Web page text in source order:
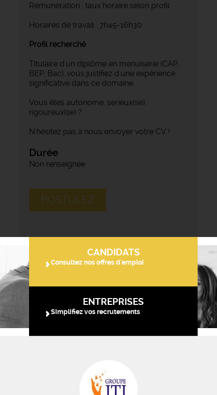
Rémunération : taux horaire selon profil
Horaires de travail : 7h45-16h30
Profil recherché
Titulaire d'un diplôme en menuiserie (CAP,
BEP, Bac), vous justifiez d'une expérience
significative dans ce domaine.
Vous êtes autonome, serieux(se),
rigoureux(se) ?
N'hésitez pas à nous envoyer votre CV !
Durée
Non renseignée
POSTULEZ
CANDIDATS
Consultez nos offres d'emploi
ENTREPRISES
Simplifiez vos recrutements